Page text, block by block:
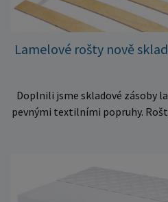
Lamelové rošty nově
Doplnili jsme skladové zásoby
pevnými textilními popruhy.
množství kusů, proto můžeme
Vyberte si vhodný rozměr a